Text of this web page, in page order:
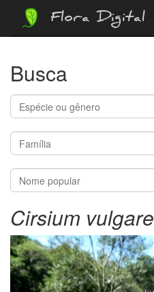
Flora Digital
Busca
Cirsium vulgare